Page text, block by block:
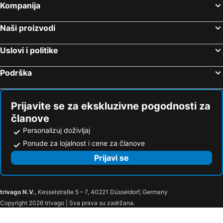
Kompanija
Naši proizvodi
Uslovi i politike
Podrška
Prijavite se za ekskluzivne pogodnosti za
članove
Personalizuj doživljaj
Ponude za lojalnost i cene za članove
Prijavi se
trivago N.V., Kesselstraße 5 – 7, 40221 Düsseldorf, Germany
Copyright 2026 trivago | Sva prava su zadržana.